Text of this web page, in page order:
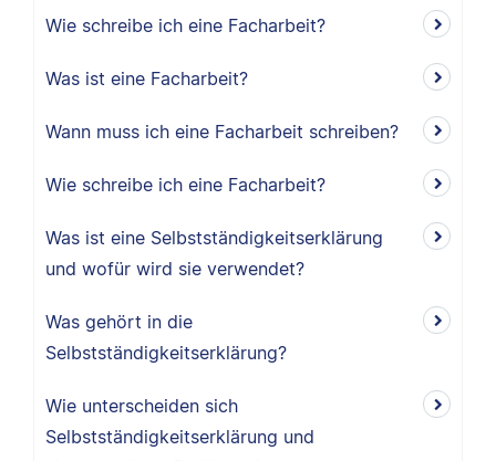
Wie schreibe ich eine Facharbeit?
Was ist eine Facharbeit?
Wann muss ich eine Facharbeit schreiben?
Wie schreibe ich eine Facharbeit?
Was ist eine Selbstständigkeitserklärung
und wofür wird sie verwendet?
Was gehört in die
Selbstständigkeitserklärung?
Wie unterscheiden sich
Selbstständigkeitserklärung und